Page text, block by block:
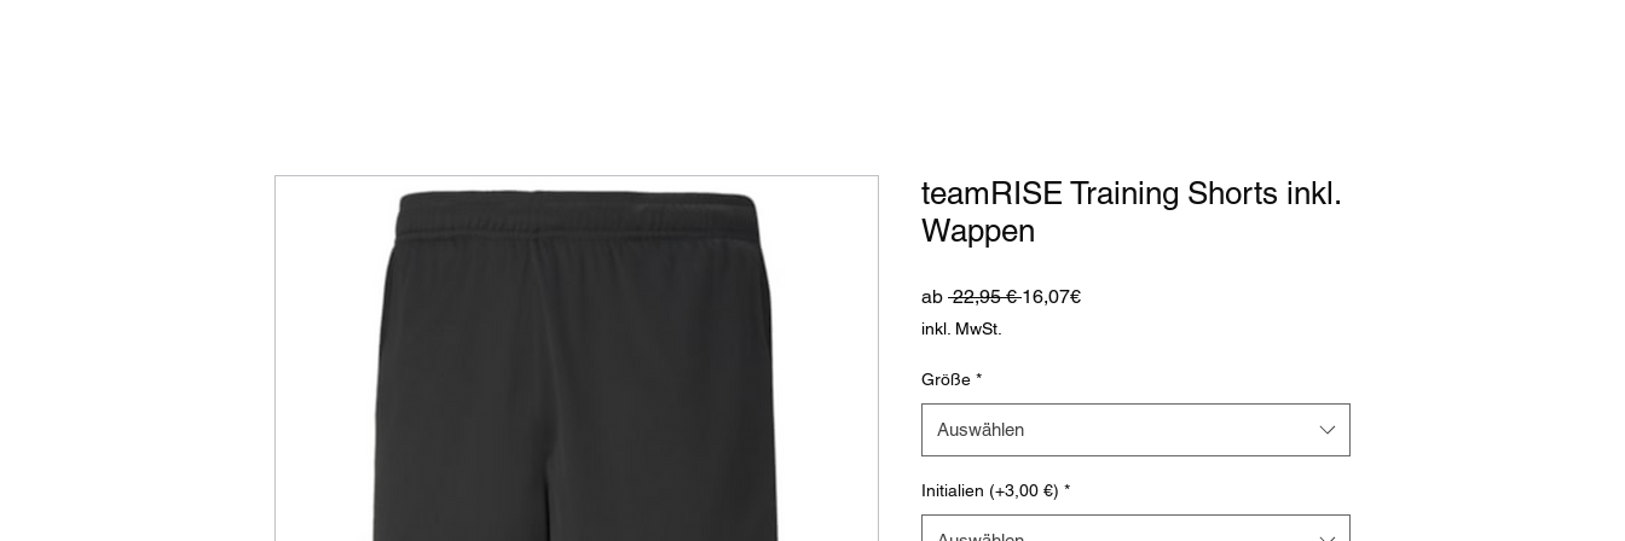
teamRISE Training Shorts inkl.
Wappen
ab 22,95 € Standardpreis
16,07€Sale-
inkl. MwSt.
Größe *
Auswählen
Initialien (+3,00 €) *